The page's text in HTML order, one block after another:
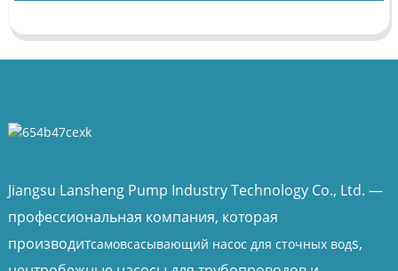
Jiangsu Lansheng Pump Industry Technology Co., Ltd. —
профессиональная компания, которая
производитсамовсасывающий насос для сточных водs,